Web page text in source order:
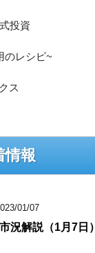
投資
のレシピ~
ス
情報
01/07
市況解説（1月7日）